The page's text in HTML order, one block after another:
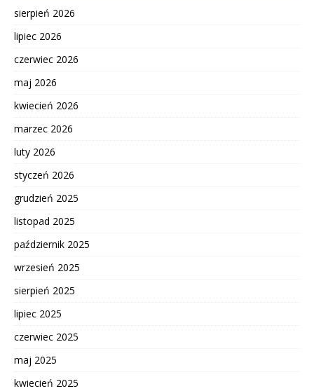
sierpień 2026
lipiec 2026
czerwiec 2026
maj 2026
kwiecień 2026
marzec 2026
luty 2026
styczeń 2026
grudzień 2025
listopad 2025
październik 2025
wrzesień 2025
sierpień 2025
lipiec 2025
czerwiec 2025
maj 2025
kwiecień 2025